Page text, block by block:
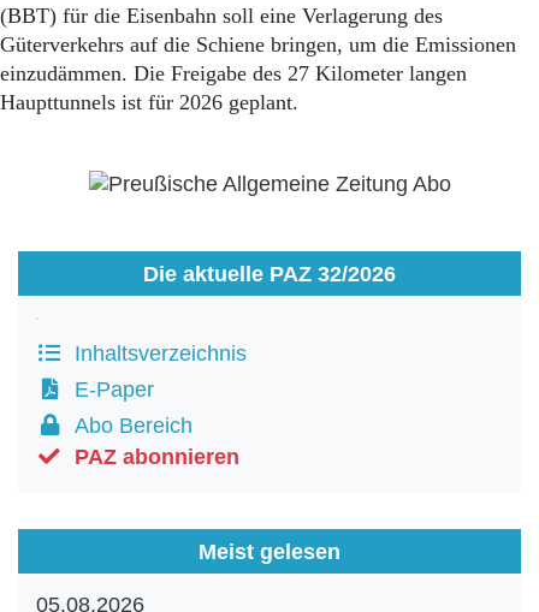
(BBT) für die Eisenbahn soll eine Verlagerung des
Güterverkehrs auf die Schiene bringen, um die Emissionen
einzudämmen. Die Freigabe des 27 Kilometer langen
Haupttunnels ist für 2026 geplant.
Die aktuelle PAZ 32/2026
Inhaltsverzeichnis
E-Paper
Abo Bereich
PAZ abonnieren
Meist gelesen
05.08.2026